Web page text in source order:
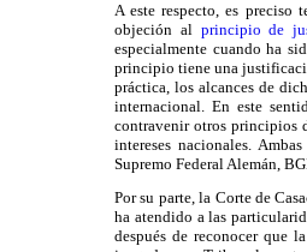
A este respecto, es
objeción al principio de
especialmente cuando ha
principio tiene una
práctica, los alcances de
internacional. En este
contravenir otros principios
intereses nacionales.
Supremo Federal Alemán,
Por su parte, la Corte de
ha atendido a las
después de reconocer que